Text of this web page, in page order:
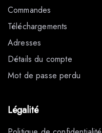
Commandes
Téléchargements
Adresses
Détails du compte
Mot de passe perdu
Légalité